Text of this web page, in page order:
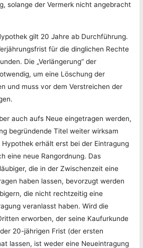
solange der Vermerk nicht angebracht
gilt 20 Jahre ab Durchführung.
für die dinglichen Rechte
Die „Verlängerung“ der
um eine Löschung der
und muss vor dem Verstreichen der
auch aufs Neue eingetragen werden,
begründende Titel weiter wirksam
erhält erst bei der Eintragung
eine neue Rangordnung. Das
die in der Zwischenzeit eine
haben lassen, bevorzugt werden
die nicht rechtzeitig eine
veranlasst haben. Wird die
erworben, der seine Kaufurkunde
20-jährigen Frist (der ersten
lassen, ist weder eine Neueintragung